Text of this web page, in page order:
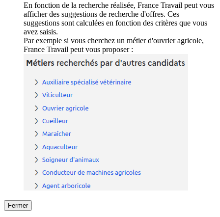
En fonction de la recherche réalisée, France Travail peut vous
afficher des suggestions de recherche d'offres. Ces
suggestions sont calculées en fonction des critères que vous
avez saisis.
Par exemple si vous cherchez un métier d'ouvrier agricole,
France Travail peut vous proposer :
Fermer